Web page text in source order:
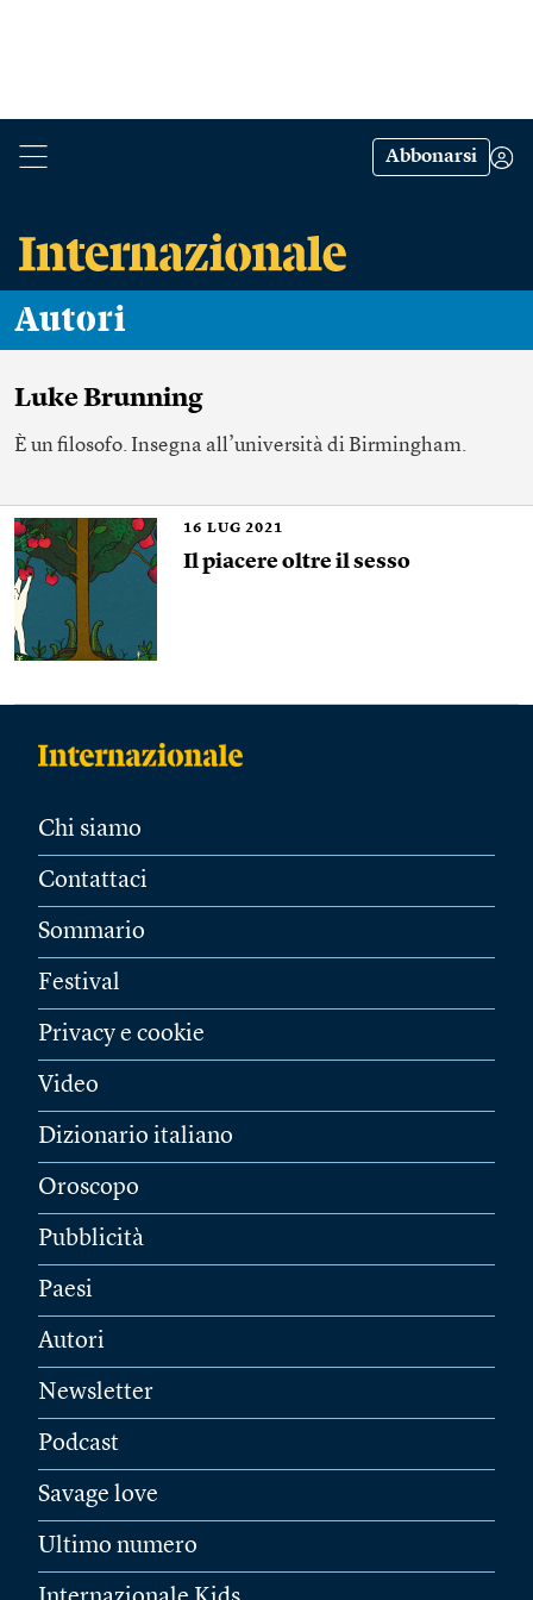
Abbonarsi
Autori
Luke Brunning
È un filosofo. Insegna all’università di Birmingham.
16 LUG 2021
Il piacere oltre il sesso
Chi siamo
Contattaci
Sommario
Festival
Privacy e cookie
Video
Dizionario italiano
Oroscopo
Pubblicità
Paesi
Autori
Newsletter
Podcast
Savage love
Ultimo numero